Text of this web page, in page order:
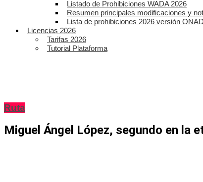
Listado de Prohibiciones WADA 2026
Resumen principales modificaciones y
Lista de prohibiciones 2026 versión
Licencias 2026
Tarifas 2026
Tutorial Plataforma
Ruta
Miguel Ángel López, segundo en la